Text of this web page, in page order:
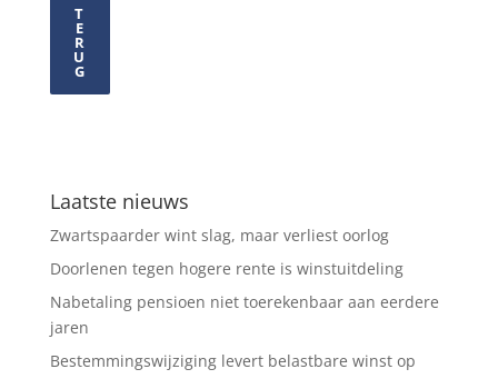
T
E
R
U
G
Laatste nieuws
Zwartspaarder wint slag, maar verliest oorlog
Doorlenen tegen hogere rente is winstuitdeling
Nabetaling pensioen niet toerekenbaar aan eerdere
jaren
Bestemmingswijziging levert belastbare winst op